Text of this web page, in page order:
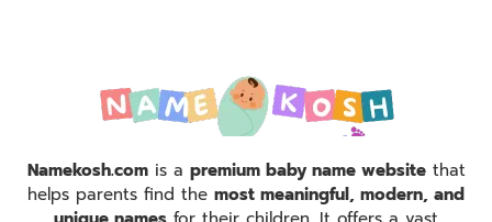
Namekosh.comis a premium baby name websitethat
helps parents find the most meaningful, modern, and